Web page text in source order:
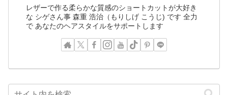
レザーで作る柔らかな質感のショートカットが大好き
な シゲさん事 森重 浩治（もりしげ こうじ) です 全力
で あなたのヘアスタイルをサポートします